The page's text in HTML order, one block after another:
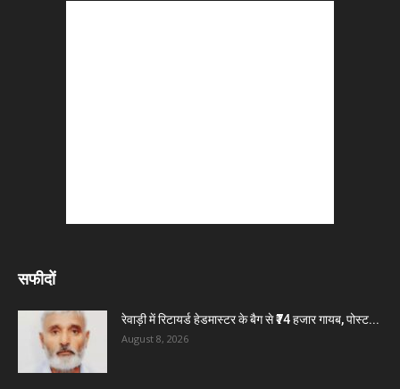
सफीदों
रेवाड़ी में रिटायर्ड हेडमास्टर के बैग से ₹74 हजार गायब, पोस्ट...
August 8, 2026